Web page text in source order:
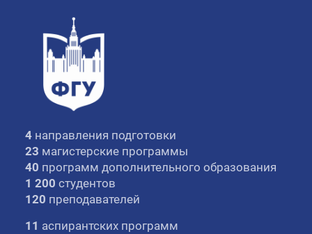
4 направления подготовки
23 магистерские программы
40 программ дополнительного образования
1 200 студентов
120 преподавателей
11 аспирантских программ